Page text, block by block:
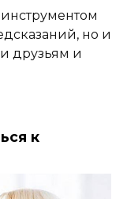
но и
друзьям и
к